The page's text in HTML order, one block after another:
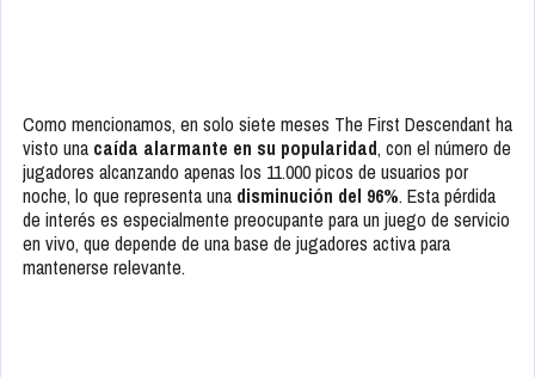
Como mencionamos, en solo siete meses The First Descendant ha
visto una caída alarmante en su popularidad, con el número de
jugadores alcanzando apenas los 11.000 picos de usuarios por
noche, lo que representa una disminución del 96%. Esta pérdida
de interés es especialmente preocupante para un juego de servicio
en vivo, que depende de una base de jugadores activa para
mantenerse relevante.